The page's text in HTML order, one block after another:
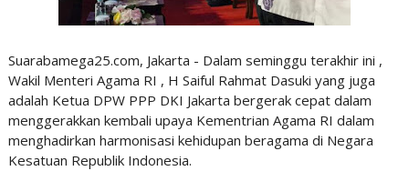
Suarabamega25.com, Jakarta - Dalam seminggu terakhir ini ,
Wakil Menteri Agama RI , H Saiful Rahmat Dasuki yang juga
adalah Ketua DPW PPP DKI Jakarta bergerak cepat dalam
menggerakkan kembali upaya Kementrian Agama RI dalam
menghadirkan harmonisasi kehidupan beragama di Negara
Kesatuan Republik Indonesia.